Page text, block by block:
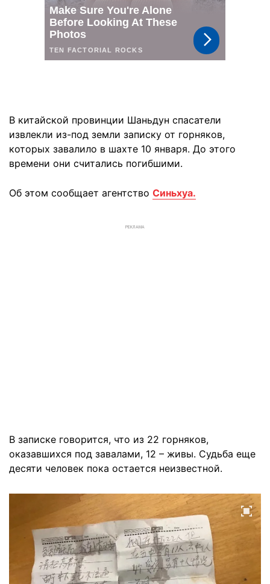
В китайской провинции Шаньдун спасатели
извлекли из-под земли записку от горняков,
которых завалило в шахте 10 января. До этого
времени они считались погибшими.
Об этом сообщает агентство Синьхуа.
РЕКЛАМА
В записке говорится, что из 22 горняков,
оказавшихся под завалами, 12 – живы. Судьба еще
десяти человек пока остается неизвестной.